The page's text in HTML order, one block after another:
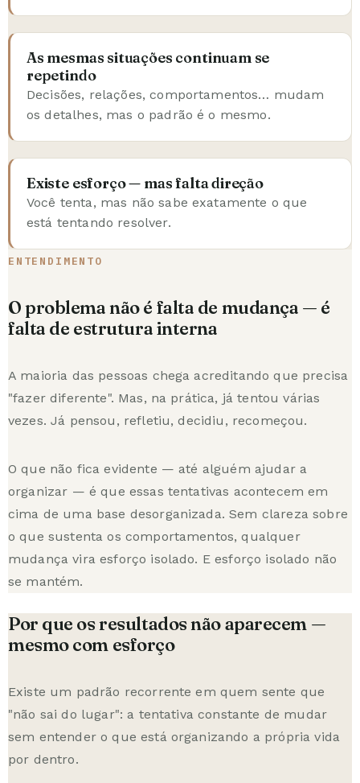
As mesmas situações continuam se
repetindo
Decisões, relações, comportamentos… mudam
os detalhes, mas o padrão é o mesmo.
Existe esforço — mas falta direção
Você tenta, mas não sabe exatamente o que
está tentando resolver.
ENTENDIMENTO
O problema não é falta de mudança — é
falta de estrutura interna
A maioria das pessoas chega acreditando que precisa
"fazer diferente". Mas, na prática, já tentou várias
vezes. Já pensou, refletiu, decidiu, recomeçou.
O que não fica evidente — até alguém ajudar a
organizar — é que essas tentativas acontecem em
cima de uma base desorganizada. Sem clareza sobre
o que sustenta os comportamentos, qualquer
mudança vira esforço isolado. E esforço isolado não
se mantém.
Por que os resultados não aparecem —
mesmo com esforço
Existe um padrão recorrente em quem sente que
"não sai do lugar": a tentativa constante de mudar
sem entender o que está organizando a própria vida
por dentro.